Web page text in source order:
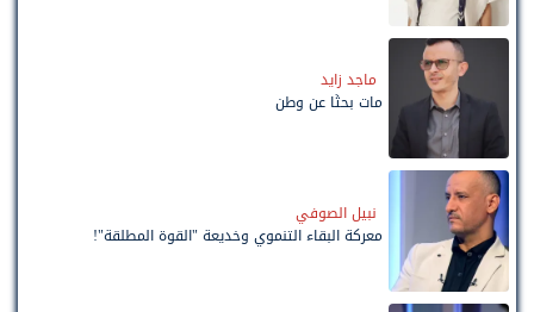
ماجد زايد
مات بحثًا عن وطن
نبيل الصوفي
معركة البقاء التنموي وخديعة "القوة المطلقة"!